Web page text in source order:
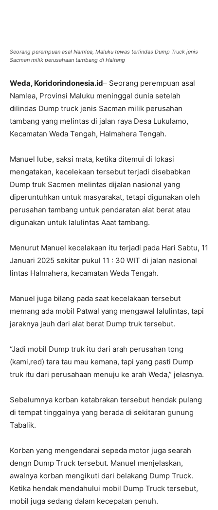
Seorang perempuan asal Namlea, Maluku tewas terlindas Dump Truck jenis
Sacman milik perusahaan tambang di Halteng
Weda, Koridorindonesia.id– Seorang perempuan asal
Namlea, Provinsi Maluku meninggal dunia setelah
dilindas Dump truck jenis Sacman milik perusahan
tambang yang melintas di jalan raya Desa Lukulamo,
Kecamatan Weda Tengah, Halmahera Tengah.
Manuel lube, saksi mata, ketika ditemui di lokasi
mengatakan, kecelekaan tersebut terjadi disebabkan
Dump truk Sacmen melintas dijalan nasional yang
diperuntuhkan untuk masyarakat, tetapi digunakan oleh
perusahan tambang untuk pendaratan alat berat atau
digunakan untuk lalulintas Aaat tambang.
Menurut Manuel kecelakaan itu terjadi pada Hari Sabtu, 11
Januari 2025 sekitar pukul 11 : 30 WIT di jalan nasional
lintas Halmahera, kecamatan Weda Tengah.
Manuel juga bilang pada saat kecelakaan tersebut
memang ada mobil Patwal yang mengawal lalulintas, tapi
jaraknya jauh dari alat berat Dump truk tersebut.
“Jadi mobil Dump truk itu dari arah perusahan tong
(kami,red) tara tau mau kemana, tapi yang pasti Dump
truk itu dari perusahaan menuju ke arah Weda,” jelasnya.
Sebelumnya korban ketabrakan tersebut hendak pulang
di tempat tinggalnya yang berada di sekitaran gunung
Tabalik.
Korban yang mengendarai sepeda motor juga searah
dengn Dump Truck tersebut. Manuel menjelaskan,
awalnya korban mengikuti dari belakang Dump Truck.
Ketika hendak mendahului mobil Dump Truck tersebut,
mobil juga sedang dalam kecepatan penuh.